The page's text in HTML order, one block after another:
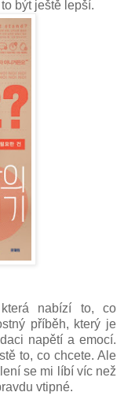
být ještě lepší.
která nabízí to, co
příběh, který je
napětí a emocí.
to, co chcete. Ale
se mi líbí víc než
vtipné.